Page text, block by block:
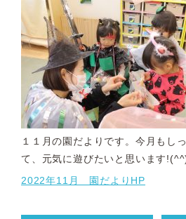
１１月の園だよりです。今月もし
て、元気に遊びたいと思います
2022年11月 園だよりHP